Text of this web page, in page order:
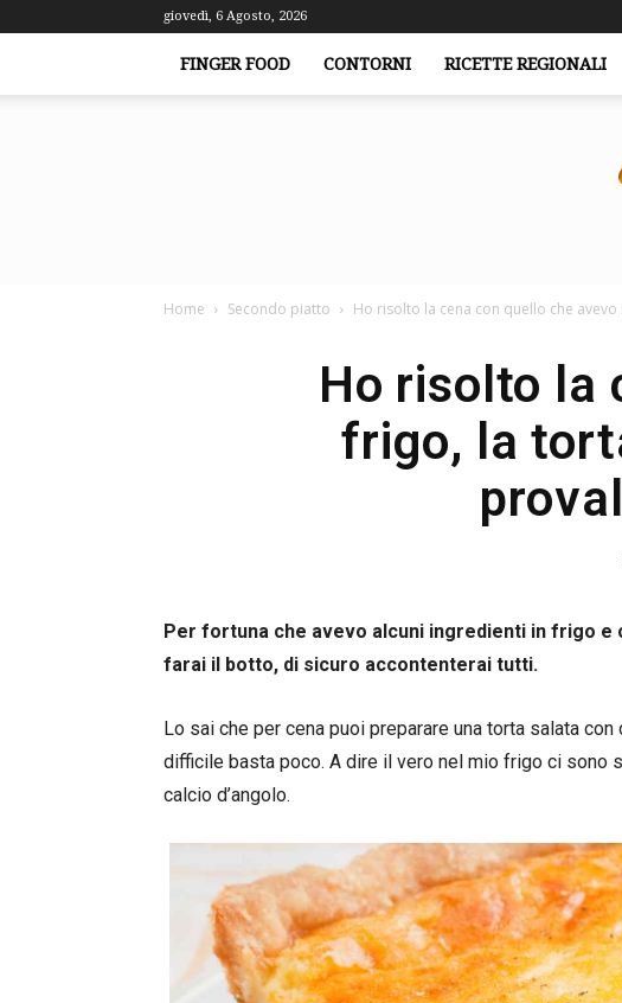
giovedì, 6 Agosto, 2026
FINGER FOOD CONTORNI RICETTE REGIONALI
Home Secondo piatto Ho risolto la cena con quello che
Ho risolto la
frigo, la
Per fortuna che avevo alcuni ingredienti in frigo e
farai il botto, di sicuro accontenterai tutti.
Lo sai che per cena puoi preparare una torta salata
difficile basta poco. A dire il vero nel mio frigo ci sono
calcio d’angolo.